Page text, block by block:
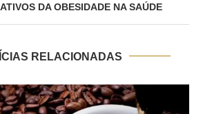
DA OBESIDADE NA SAÚDE
RELACIONADAS